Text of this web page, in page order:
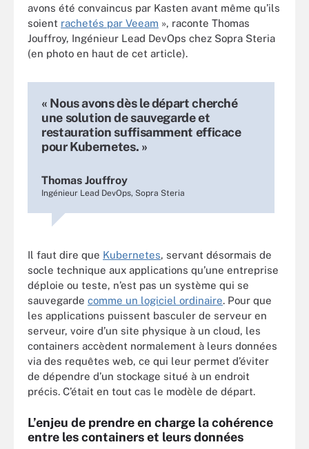
avons été convaincus par Kasten avant même qu’ils
soient rachetés par Veeam », raconte Thomas
Jouffroy, Ingénieur Lead DevOps chez Sopra Steria
(en photo en haut de cet article).
« Nous avons dès le départ cherché
une solution de sauvegarde et
restauration suffisamment efficace
pour Kubernetes. »
Thomas Jouffroy
Ingénieur Lead DevOps, Sopra Steria
Il faut dire que Kubernetes, servant désormais de
socle technique aux applications qu’une entreprise
déploie ou teste, n’est pas un système qui se
sauvegarde comme un logiciel ordinaire. Pour que
les applications puissent basculer de serveur en
serveur, voire d’un site physique à un cloud, les
containers accèdent normalement à leurs données
via des requêtes web, ce qui leur permet d’éviter
de dépendre d’un stockage situé à un endroit
précis. C’était en tout cas le modèle de départ.
L’enjeu de prendre en charge la cohérence
entre les containers et leurs données